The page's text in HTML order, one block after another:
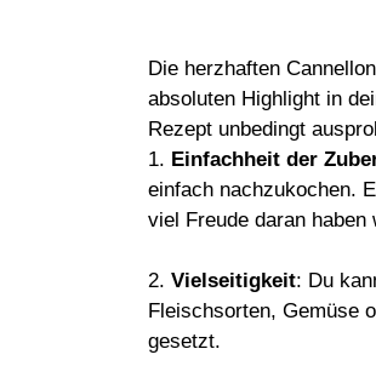
Die herzhaften
absoluten Highlight in
Rezept unbedingt
1. Einfachheit der
einfach nachzukochen.
viel Freude daran haben
2. Vielseitigkeit: Du
Fleischsorten, Gemüse
gesetzt.